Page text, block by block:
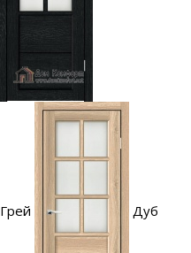
Грей Дуб